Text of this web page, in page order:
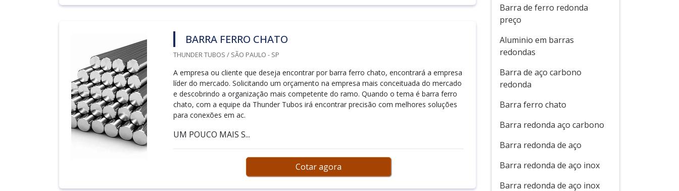
BARRA FERRO CHATO
THUNDER TUBOS / SÃO PAULO - SP
A empresa ou cliente que deseja encontrar por barra ferro chato, encontrará a empresa
líder do mercado. Solicitando um orçamento na empresa mais conceituada do mercado
e descobrindo a organização mais competente do ramo. Quando o tema é barra ferro
chato, com a equipe da Thunder Tubos irá encontrar precisão com melhores soluções
para conexões em ac.
UM POUCO MAIS S...
Cotar agora
Barra de ferro redonda
preço
Aluminio em barras
redondas
Barra de aço carbono
redonda
Barra ferro chato
Barra redonda aço carbono
Barra redonda de aço
Barra redonda de aço inox
Barra redonda de aço inox